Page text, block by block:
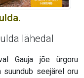
lähedal
Gauja jõe ürgoru
suundub seejärel oru